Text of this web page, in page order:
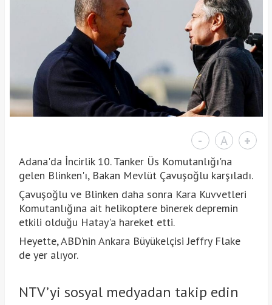
- A +
Adana'da İncirlik 10. Tanker Üs Komutanlığı'na
gelen Blinken'ı, Bakan Mevlüt Çavuşoğlu karşıladı.
Çavuşoğlu ve Blinken daha sonra Kara Kuvvetleri
Komutanlığına ait helikoptere binerek depremin
etkili olduğu Hatay'a hareket etti.
Heyette, ABD'nin Ankara Büyükelçisi Jeffry Flake
de yer alıyor.
NTV’yi sosyal medyadan takip edin